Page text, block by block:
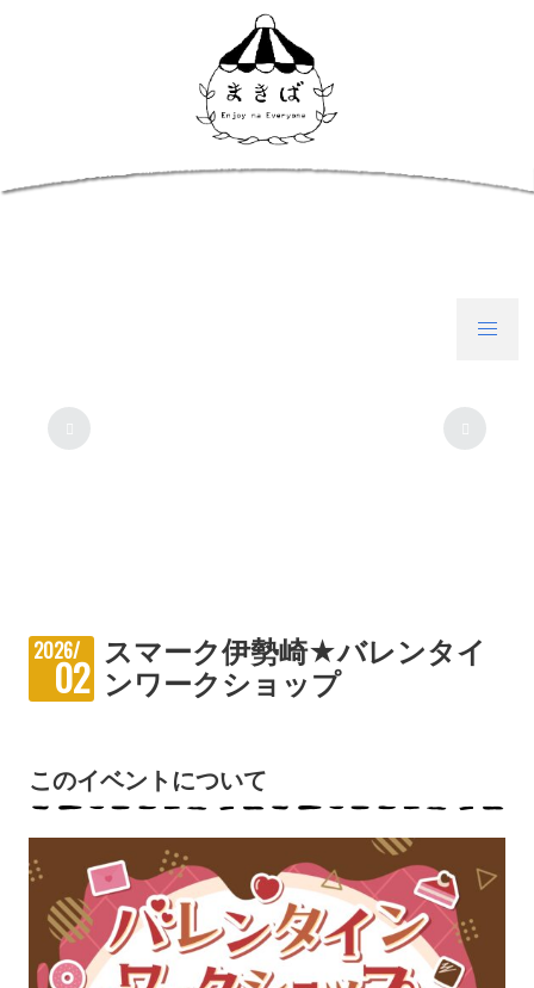
2026/
02 スマーク伊勢崎★バレンタイ
ンワークショップ
このイベントについて